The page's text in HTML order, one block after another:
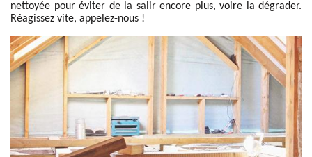
nettoyée pour éviter de la salir encore plus, voire la dégrader.
Réagissez vite, appelez-nous !